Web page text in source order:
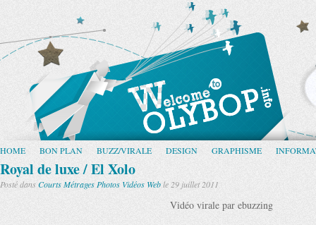
HOME BON PLAN BUZZ/VIRALE DESIGN GRAPHISME
Royal de luxe / El Xolo
Posté dansCourts Métrages Photos Vidéos Weble 29 juillet 2011
Vidéo virale par ebuzzing